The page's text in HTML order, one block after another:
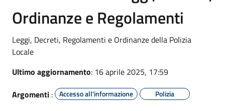
Ordinanze e Regolamenti
Leggi, Decreti, Regolamenti e Ordinanze della Polizia
Locale
Ultimo aggiornamento: 16 aprile 2025, 17:59
Argomenti : Accesso all'informazione Polizia